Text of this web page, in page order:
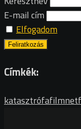
E-mail cím
Elfogadom
Címkék:
katasztrófafilm